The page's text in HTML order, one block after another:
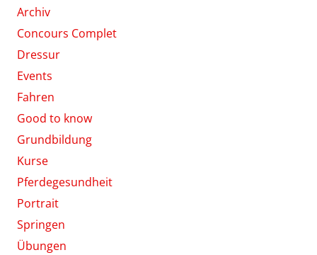
Archiv
Concours Complet
Dressur
Events
Fahren
Good to know
Grundbildung
Kurse
Pferdegesundheit
Portrait
Springen
Übungen